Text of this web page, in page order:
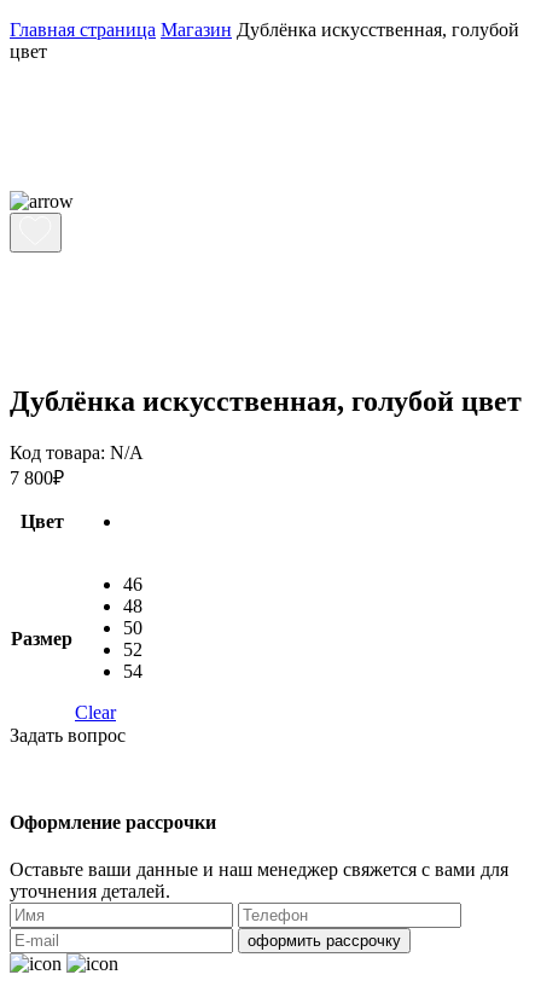
Главная страница Магазин Дублёнка искусственная, голубой
цвет
Дублёнка искусственная, голубой цвет
Код товара: N/A
7 800₽
Цвет
Размер
46
48
50
52
54
Clear
Задать вопрос
Оформление рассрочки
Оставьте ваши данные и наш менеджер свяжется с вами для
уточнения деталей.
оформить рассрочку